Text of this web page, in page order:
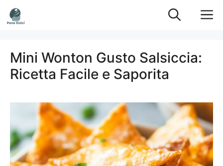
Vai
al
Mini Wonton Gusto Salsiccia:
Ricetta Facile e Saporita